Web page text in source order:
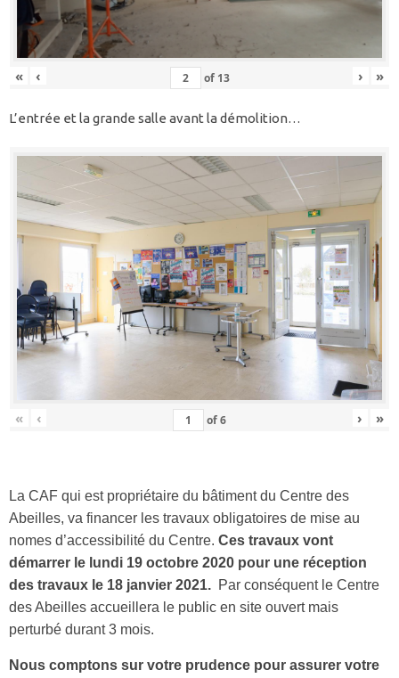
« ‹ of 13 › »
L’entrée et la grande salle avant la démolition…
« ‹ of6 › »
La CAF qui est propriétaire du bâtiment du Centre des
Abeilles, va financer les travaux obligatoires de mise au
nomes d’accessibilité du Centre. Ces travaux vont
démarrer le lundi 19 octobre 2020 pour une réception
des travaux le 18 janvier 2021. Par conséquent le Centre
des Abeilles accueillera le public en site ouvert mais
perturbé durant 3 mois.
Nous comptons sur votre prudence pour assurer votre